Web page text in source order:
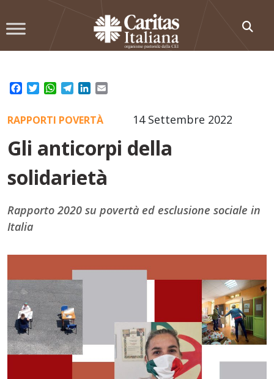
to
Facebook
TwitterWhatsApp
TelegramLinkedIn
14 Settembre 2022
RAPPORTI POVERTÀ
Gli anticorpi della
solidarietà
Rapporto 2020 su povertà ed esclusione sociale in
Italia